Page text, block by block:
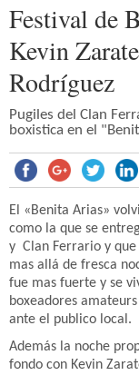
Festival de
Kevin
Rodríguez
Pugiles del Clan
boxistica en el
El «Benita Arias»
como la que se
y Clan Ferrario y
mas allá de fresca
fue mas fuerte y se
boxeadores
ante el publico local.
Además la noche
fondo con Kevin